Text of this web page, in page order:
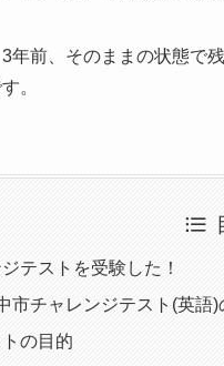
年前、そのままの状態で
。
テストを受験した！
市チャレンジテスト(英語)
の目的